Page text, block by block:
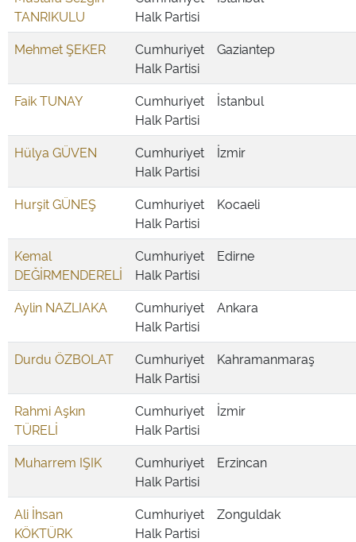
TANRIKULU
Halk Partisi
Mehmet ŞEKER
Cumhuriyet
Halk Partisi
Gaziantep
Faik TUNAY
Cumhuriyet
Halk Partisi
İstanbul
Hülya GÜVEN
Cumhuriyet
Halk Partisi
İzmir
Hurşit GÜNEŞ
Cumhuriyet
Halk Partisi
Kocaeli
Kemal
DEĞİRMENDERELİ
Cumhuriyet
Halk Partisi
Edirne
Aylin NAZLIAKA
Cumhuriyet
Halk Partisi
Ankara
Durdu ÖZBOLAT
Cumhuriyet
Halk Partisi
Kahramanmaraş
Rahmi Aşkın
TÜRELİ
Cumhuriyet
Halk Partisi
İzmir
Muharrem IŞIK
Cumhuriyet
Halk Partisi
Erzincan
Ali İhsan
KÖKTÜRK
Cumhuriyet
Halk Partisi
Zonguldak